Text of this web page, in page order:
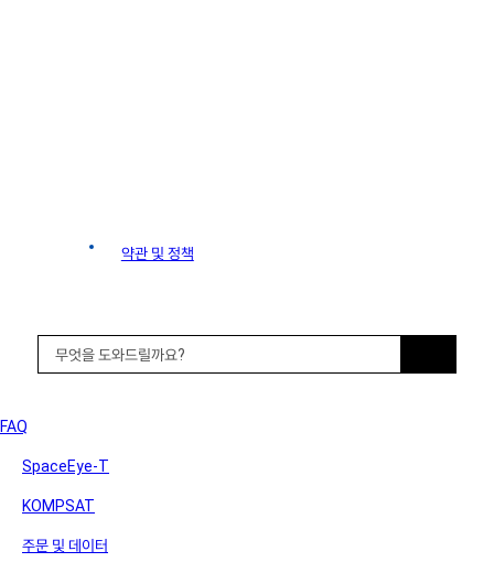
약관 및 정책
FAQ
SpaceEye-T
KOMPSAT
주문 및 데이터